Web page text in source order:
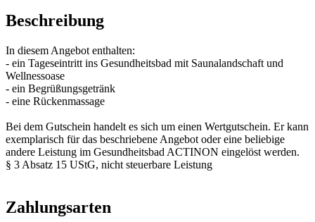
Beschreibung
In diesem Angebot enthalten:
- ein Tageseintritt ins Gesundheitsbad mit Saunalandschaft und
Wellnessoase
- ein Begrüßungsgetränk
- eine Rückenmassage
Bei dem Gutschein handelt es sich um einen Wertgutschein. Er kann
exemplarisch für das beschriebene Angebot oder eine beliebige
andere Leistung im Gesundheitsbad ACTINON eingelöst werden.
§ 3 Absatz 15 UStG, nicht steuerbare Leistung
Zahlungsarten